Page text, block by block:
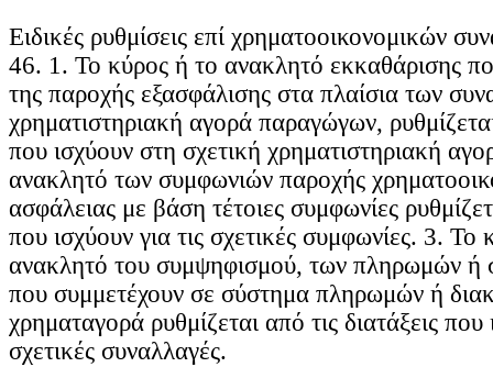
Ειδικές ρυθμίσεις επί χρηματοοικονομικών
46. 1. Το κύρος ή το ανακλητό εκκαθάρισης
της παροχής εξασφάλισης στα πλαίσια των
χρηματιστηριακή αγορά παραγώγων,
που ισχύουν στη σχετική χρηματιστηριακή
ανακλητό των συμφωνιών παροχής
ασφάλειας με βάση τέτοιες συμφωνίες
που ισχύουν για τις σχετικές συμφωνίες. 3. Το
ανακλητό του συμψηφισμού, των πληρωμών ή
που συμμετέχουν σε σύστημα πληρωμών ή
χρηματαγορά ρυθμίζεται από τις διατάξεις που
σχετικές συναλλαγές.